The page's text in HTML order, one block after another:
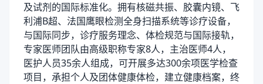
及试剂的国际标准化。拥有核磁共振、胶囊内镜、飞
利浦B超、法国鹰眼检测全身扫描系统等诊疗设备，
与国际同步，诊疗服务理念、体检规范与国际接轨，
专家医师团队由高级职称专家8人，主治医师4人，
医护人员35余人组成，可开展多达300余项医学检查
项目，承担个人及团体健康体检，建立健康档案，终